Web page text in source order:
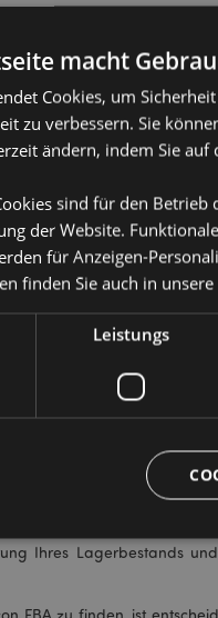
sollten.
FBA-Verkäufer
Es ist wichtig, dass
uns aus der
bieten eine große
und Verpackungsservice.
und ist
Haushaltswaren,
angeboten, was sie zu
allen Aspekten der
und bereit sind,
ist. Sie können Ihre
Lieferpartner
und die Zeit
Ihres Lagerbestands
FBA zu finden, ist
macht
Cookies, um
zu verbessern. Sie
ändern, indem Sie auf
sind für den
der Website.
für Anzeigen-
finden Sie auch in unsere
Leistungs